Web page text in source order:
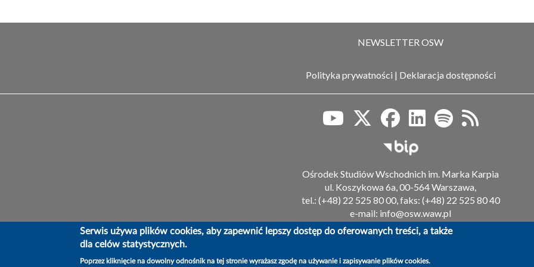
NEWSLETTER OSW
Polityka prywatności | Deklaracja dostępności
Biuletyn Informacji Publicznej
Ośrodek Studiów Wschodnich im. Marka Karpia
ul. Koszykowa 6a, 00-564 Warszawa,
tel.: (+48) 22 525 80 00, faks: (+48) 22 525 80 40
e-mail: info@osw.waw.pl
© OSW | Ośrodek Studiów Wschodnich im. Marka Karpia
Serwis używa plików cookies, aby zapewnić lepszy dostęp do oferowanych treści, a także
dla celów statystycznych.
Poprzez kliknięcie na dowolny odnośnik na tej stronie wyrażasz zgodę na używanie i zapisywanie plików cookies.